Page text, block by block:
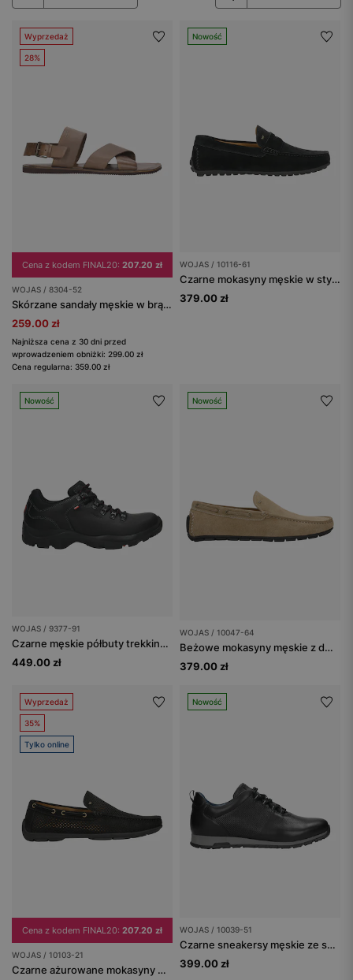
Wyprzedaż
28%
Cena z kodem FINAL20: 207.20 zł
WOJAS / 8304-52
Skórzane sandały męskie w brązowym wydaniu
259.00 zł
Najniższa cena z 30 dni przed
wprowadzeniem obniżki: 299.00 zł
Cena regularna: 359.00 zł
Nowość
WOJAS / 10116-61
Czarne mokasyny męskie w stylu casual
379.00 zł
Nowość
WOJAS / 9377-91
Czarne męskie półbuty trekkingowe
449.00 zł
Nowość
WOJAS / 10047-64
Beżowe mokasyny męskie z dwoiny welurowej
379.00 zł
Wyprzedaż
35%
Tylko online
Cena z kodem FINAL20: 207.20 zł
WOJAS / 10103-21
Czarne ażurowane mokasyny męskie z nubuku
Nowość
WOJAS / 10039-51
Czarne sneakersy męskie ze skóry licowej
399.00 zł